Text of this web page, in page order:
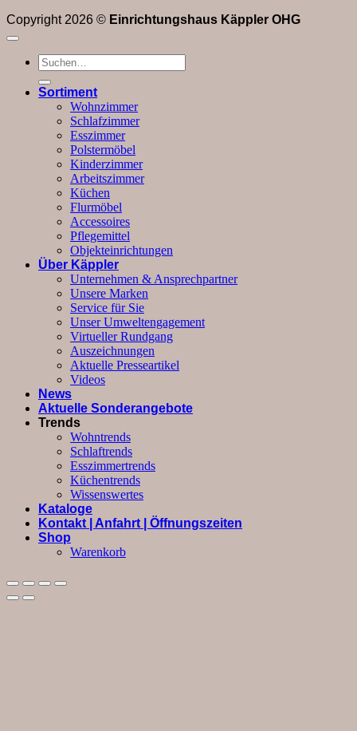
Copyright 2026 © Einrichtungshaus Käppler OHG
Suchen
nach:
Sortiment
Wohnzimmer
Schlafzimmer
Esszimmer
Polstermöbel
Kinderzimmer
Arbeitszimmer
Küchen
Flurmöbel
Accessoires
Pflegemittel
Objekteinrichtungen
Über Käppler
Unternehmen & Ansprechpartner
Unsere Marken
Service für Sie
Unser Umweltengagement
Virtueller Rundgang
Auszeichnungen
Aktuelle Presseartikel
Videos
News
Aktuelle Sonderangebote
Trends
Wohntrends
Schlaftrends
Esszimmertrends
Küchentrends
Wissenswertes
Kataloge
Kontakt | Anfahrt | Öffnungszeiten
Shop
Warenkorb